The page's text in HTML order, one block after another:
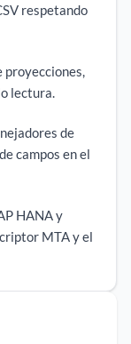
respetando
proyecciones,
lectura.
de
campos en el
HANA y
MTA y el